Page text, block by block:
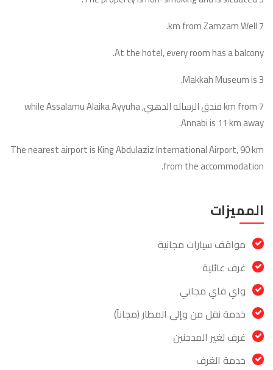
7 km from Zamzam Well.
At the hotel, every room has a balcony.
Makkah Museum is 3.
7 km from فندق الرساله الدهبي, while Assalamu Alaika Ayyuha
Annabi is 11 km away.
The nearest airport is King Abdulaziz International Airport, 90 km
from the accommodation.
المميزات
مواقف سيارات مجانية
غرف عائلية
واي فاي مجاني
خدمة نقل من وإلى المطار (مجاناً)
غرف لغير المدخنين
خدمة الغرف